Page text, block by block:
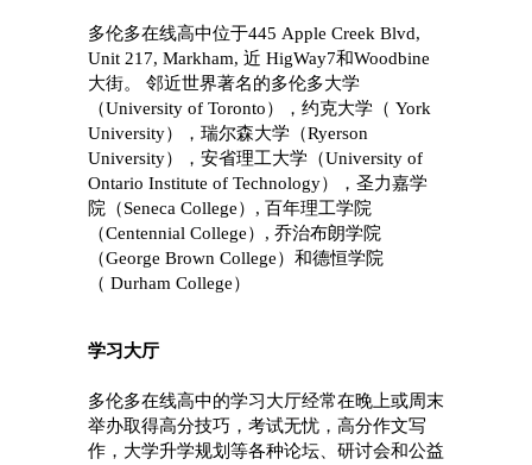
多伦多在线高中位于445 Apple Creek Blvd,
Unit 217, Markham, 近 HigWay7和Woodbine
大街。 邻近世界著名的多伦多大学
（University of Toronto），约克大学（ York
University），瑞尔森大学（Ryerson
University），安省理工大学（University of
Ontario Institute of Technology），圣力嘉学
院（Seneca College）, 百年理工学院
（Centennial College）, 乔治布朗学院
（George Brown College）和德恒学院
（ Durham College）
学习大厅
多伦多在线高中的学习大厅经常在晚上或周末
举办取得高分技巧，考试无忧，高分作文写
作，大学升学规划等各种论坛、研讨会和公益